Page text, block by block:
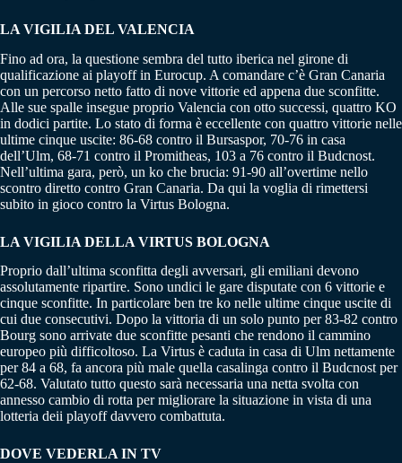
LA VIGILIA DEL VALENCIA
Fino ad ora, la questione sembra del tutto iberica nel girone di
qualificazione ai playoff in Eurocup. A comandare c’è Gran Canaria
con un percorso netto fatto di nove vittorie ed appena due sconfitte.
Alle sue spalle insegue proprio Valencia con otto successi, quattro KO
in dodici partite. Lo stato di forma è eccellente con quattro vittorie nelle
ultime cinque uscite: 86-68 contro il Bursaspor, 70-76 in casa
dell’Ulm, 68-71 contro il Promitheas, 103 a 76 contro il Budcnost.
Nell’ultima gara, però, un ko che brucia: 91-90 all’overtime nello
scontro diretto contro Gran Canaria. Da qui la voglia di rimettersi
subito in gioco contro la Virtus Bologna.
LA VIGILIA DELLA VIRTUS BOLOGNA
Proprio dall’ultima sconfitta degli avversari, gli emiliani devono
assolutamente ripartire. Sono undici le gare disputate con 6 vittorie e
cinque sconfitte. In particolare ben tre ko nelle ultime cinque uscite di
cui due consecutivi. Dopo la vittoria di un solo punto per 83-82 contro
Bourg sono arrivate due sconfitte pesanti che rendono il cammino
europeo più difficoltoso. La Virtus è caduta in casa di Ulm nettamente
per 84 a 68, fa ancora più male quella casalinga contro il Budcnost per
62-68. Valutato tutto questo sarà necessaria una netta svolta con
annesso cambio di rotta per migliorare la situazione in vista di una
lotteria deii playoff davvero combattuta.
DOVE VEDERLA IN TV